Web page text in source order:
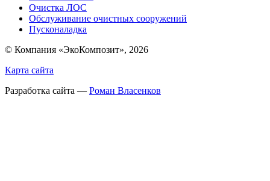
Очистка ЛОС
Обслуживание очистных сооружений
Пусконаладка
© Компания «ЭкоКомпозит», 2026
Карта сайта
Разработка сайта — Роман Власенков